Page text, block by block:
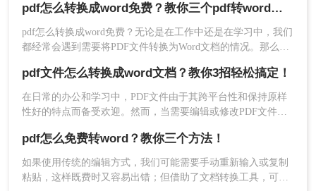
PDF转换软件是一种需要下载安装到本地计算机上
的软件，通常具有更强大的转换功能和更高的转换
质量。这些软件不仅支持PDF到Word的转换，还支
转PPT等。
优点：转换速度快，效果好；安全性较高；支
缺点：需要下载安装；试用版功能有限制，对
于不熟悉软件操作的用户可能需要一定时间来
熟悉和掌握。
网络信息发布的支持。为了实现这一目标，PDF具有许多其他
电子文件格式无法比拟的优势。但是PDF却不能直接编辑，因
此需要pdf转word，那么pdf的表格怎么转换成word呢？下面就
来看看吧。
pdf怎么转换成word免费？教你三个pdf转word方法。
pdf怎么转换成word免费？无论是在工作中还是在学习中，我们
都经常会遇到需要将PDF文件转换为Word文档的情况。那么，
pdf文件怎么转换成word文档？教你3招轻松搞定！
在日常的办公和学习中，PDF文件由于其跨平台性和保持原样
性好的特点而备受欢迎。然而，当需要编辑或修改PDF文件的
怎么转换成word文档呢？本文将详细介绍四种将PDF文件转换
为Word文档的方法，并给出一些实用的技巧和注意事项。
pdf怎么免费转word？教你三个方法！
如果使用传统的编辑方式，我们可能需要手动重新输入或复制
粘贴，这样既费时又容易出错；但借助了文档转换工具，可以